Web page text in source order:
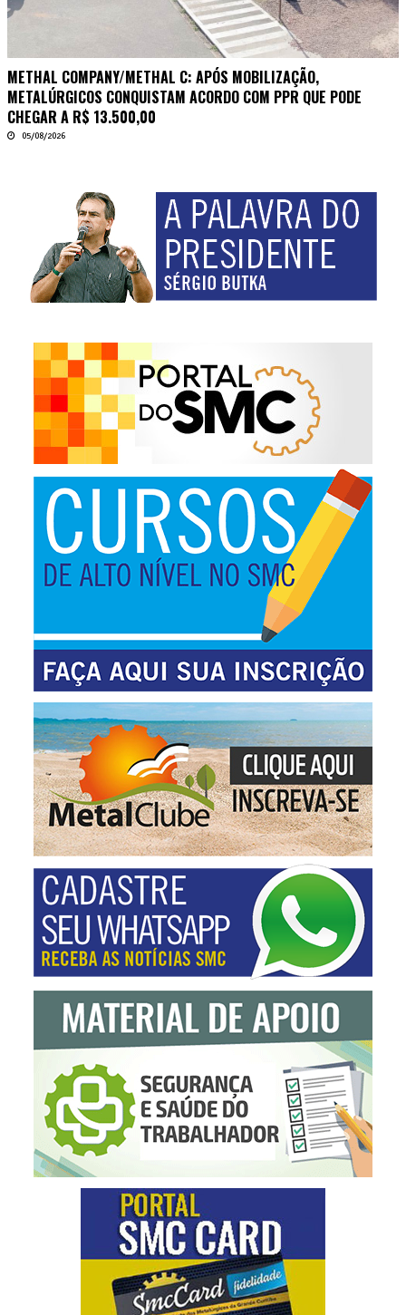
METHAL COMPANY/METHAL C: APÓS MOBILIZAÇÃO,
METALÚRGICOS CONQUISTAM ACORDO COM PPR QUE PODE
CHEGAR A R$ 13.500,00
05/08/2026